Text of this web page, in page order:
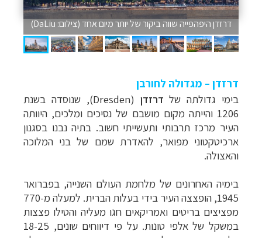
דרזדן היפהפייה שווה ביקור של יותר מיום אחד (צילום: DaLiu)
דרזדן – מגדולה לחורבן
בימי גדולתה של דרזדן (
Dresden), שנוסדה בשנת
1206 והייתה מקום מושבם של נסיכים ומלכים, היוותה
העיר מרכז תרבותי ותעשייתי חשוב. בתיה נבנו בסגנון
ארכיטקטוני מפואר, להאדרת שמם של בני המלוכה
והאצולה.
בימיה האחרונים של מלחמת העולם השנייה, בפברואר
1945, הופצצה העיר בידי בעלות הברית. למעלה מ-770
מפציצים בריטים ואמריקאים חגו מעליה והטילו פצצות
במשקל של אלפי טונות. על פי דיווחים שונים, 18-25